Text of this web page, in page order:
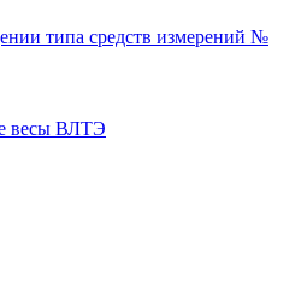
типа средств измерений №
весы ВЛТЭ